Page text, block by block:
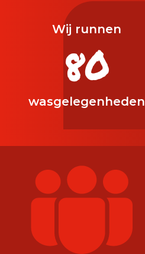
Wij runnen
83
wasgelegenheden